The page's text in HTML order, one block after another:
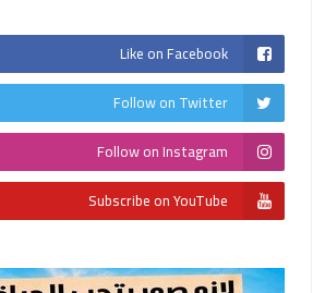
Like on Facebook
Follow on Twitter
Follow on Instagram
Subscribe on YouTube